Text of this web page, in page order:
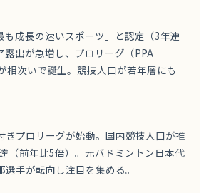
も成長の速いスポーツ」と認定（3年連
露出が急増し、プロリーグ（PPA
相次いで誕生。競技人口が若年層にも
きプロリーグが始動。国内競技人口が推
（前年比5倍）。元バドミントン日本代
手が転向し注目を集める。